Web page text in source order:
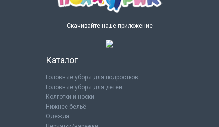
Скачивайте наше приложение
Каталог
Головные уборы для подростков
Головные уборы для детей
Колготки и носки
Нижнее бельё
Одежда